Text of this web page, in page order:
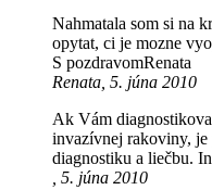
Nahmatala som si na
opytat, ci je mozne
S pozdravomRenata
Renata, 5. júna 2010
Ak Vám
invazívnej rakoviny,
diagnostiku a liečbu.
, 5. júna 2010